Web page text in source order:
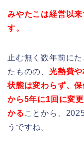
みやたこは経営以
す。
止む無く数年前に
たものの、 光熱費
状態は変わらず、
から5年に1回に変
かる ことから、
うですね。